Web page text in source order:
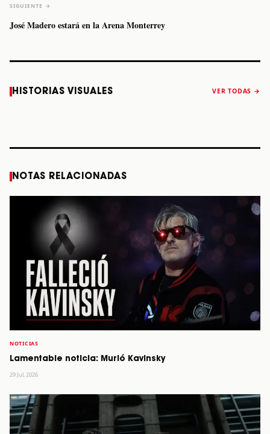
SIGUIENTE →
José Madero estará en la Arena Monterrey
HISTORIAS VISUALES VER TODAS →
a Monterrey el
Staiti, guitarrista
anuncia “Reality
NOTAS RELACIONADAS
NOTICIAS
Lamentable noticia: Murió Kavinsky
29 Jul, 2026